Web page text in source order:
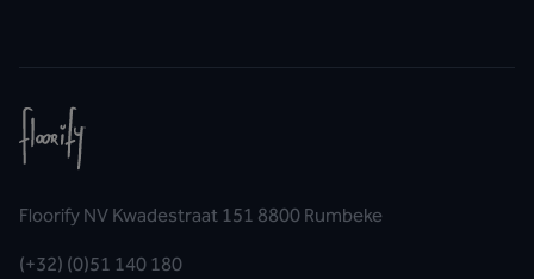
Floorify NV Kwadestraat 151 8800 Rumbeke
(+32) (0)51 140 180